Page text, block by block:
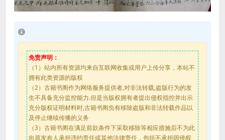
免责声明：
（1）站内所有资源均来自互联网收集或用户上传分享，本站不
拥有此类资源的版权
（2）古籍书阁作为网络服务提供者,对非法转载,盗版行为的发
生不具备充分监控能力.但是当版权拥有者提出侵权指控并出示
充分版权证明材料时,古籍书阁负有移除盗版和非法转载作品以
及停止继续传播的义务
（3）古籍书阁在满足前款条件下采取移除等相应措施后不为此
向原发布人承担违约责任或其他法律责任，包括不承担因侵权